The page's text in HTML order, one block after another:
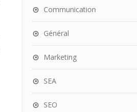
Communication
Général
Marketing
SEA
SEO